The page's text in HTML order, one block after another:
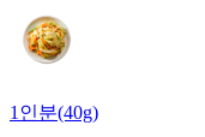
1인분(40g)